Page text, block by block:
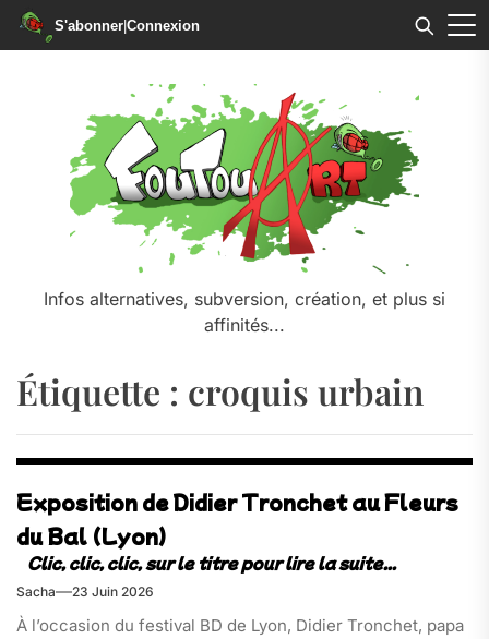
S'abonner|Connexion
Infos alternatives, subversion, création, et plus si
affinités...
Étiquette : croquis urbain
Exposition de Didier Tronchet au Fleurs
du Bal (Lyon)
Sacha 23 Juin 2026
À l’occasion du festival BD de Lyon, Didier Tronchet, papa